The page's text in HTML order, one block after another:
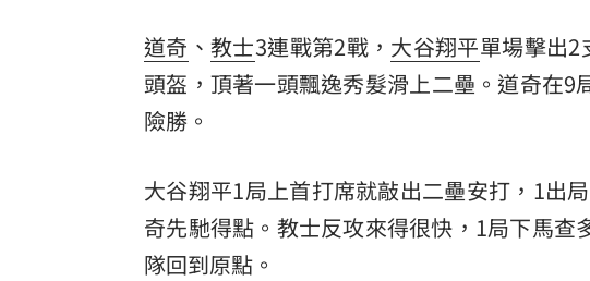
道奇 、教士3連戰第2戰， 大谷翔平單場擊出2
頭盔，頂著一頭飄逸秀髮滑上二壘。道奇在
險勝。
大谷翔平1局上首打席就敲出二壘安打，1出
奇先馳得點。教士反攻來得很快，1局下馬
隊回到原點。